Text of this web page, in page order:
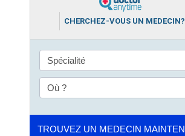
CHERCHEZ-VOUS UN MEDECIN?